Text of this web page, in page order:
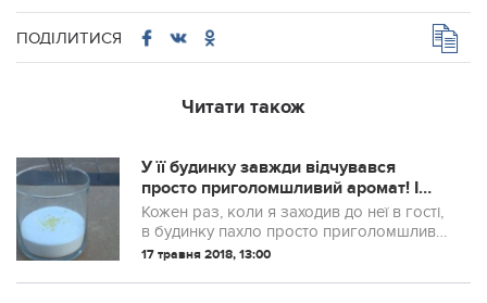
ПОДІЛИТИСЯ
Читати також
У її будинку завжди відчувався
просто приголомшливий аромат! І
одного разу вона показала мені один
трюк! Я до сих пір не можу в це
повірити! (відео)
Кожен раз, коли я заходив до неї в гості,
в будинку пахло просто приголомшливо.
І я ніяк не міг здогадатися, в чому тут
секрет … Ми постійно купуємо р...
17 травня 2018, 13:00